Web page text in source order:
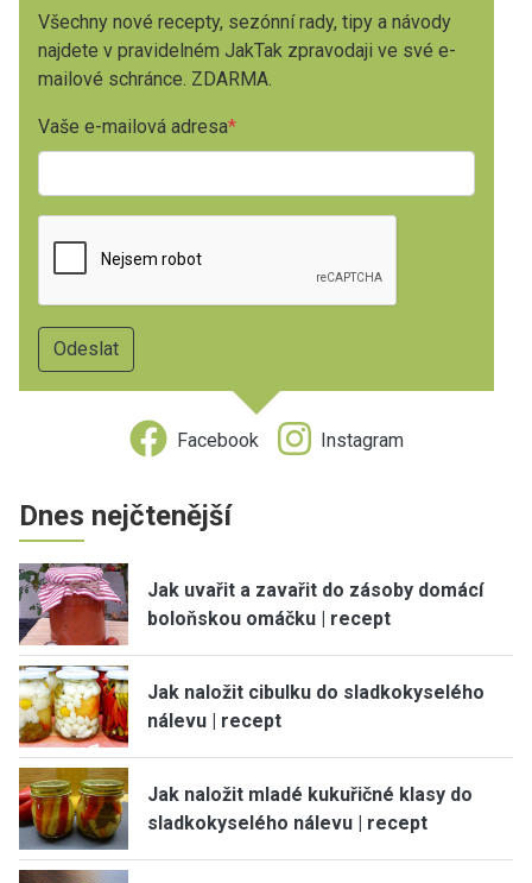
Všechny nové recepty, sezónní rady, tipy a návody
najdete v pravidelném JakTak zpravodaji ve své e-
mailové schránce. ZDARMA.
Vaše e-mailová adresa
Facebook Instagram
Dnes nejčtenější
Jak uvařit a zavařit do zásoby domácí
boloňskou omáčku | recept
Jak naložit cibulku do sladkokyselého
nálevu | recept
Jak naložit mladé kukuřičné klasy do
sladkokyselého nálevu | recept